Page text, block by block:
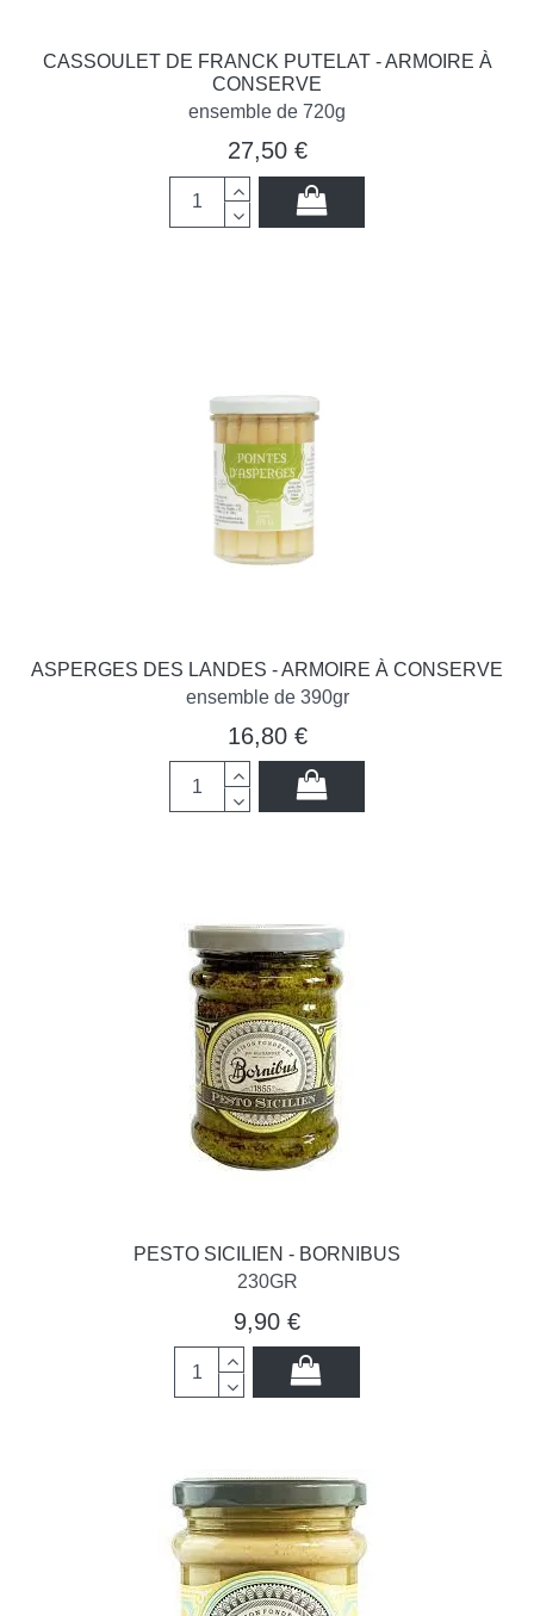
CASSOULET DE FRANCK PUTELAT - ARMOIRE À
CONSERVE
ensemble de 720g
27,50 €
ASPERGES DES LANDES - ARMOIRE À CONSERVE
ensemble de 390gr
16,80 €
PESTO SICILIEN - BORNIBUS
230GR
9,90 €